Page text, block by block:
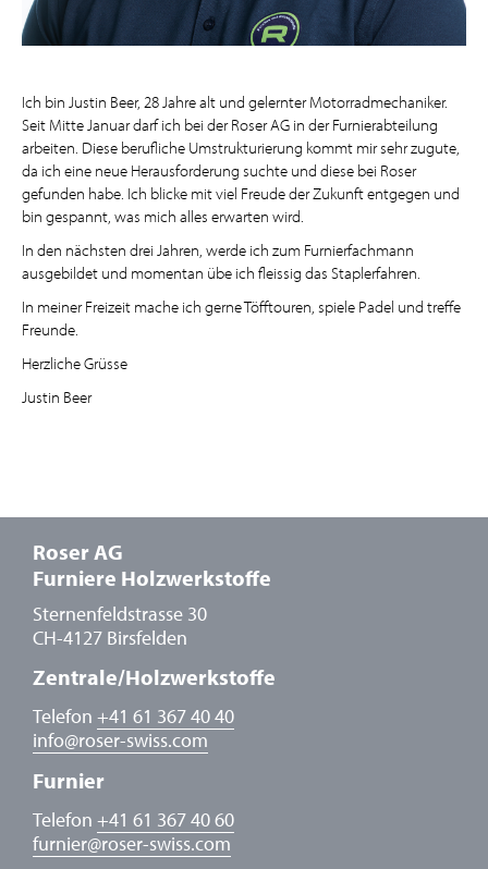
Ich bin Justin Beer, 28 Jahre alt und gelernter Motorradmechaniker.
Seit Mitte Januar darf ich bei der Roser AG in der Furnierabteilung
arbeiten. Diese berufliche Umstrukturierung kommt mir sehr zugute,
da ich eine neue Herausforderung suchte und diese bei Roser
gefunden habe. Ich blicke mit viel Freude der Zukunft entgegen und
bin gespannt, was mich alles erwarten wird.
In den nächsten drei Jahren, werde ich zum Furnierfachmann
ausgebildet und momentan übe ich fleissig das Staplerfahren.
In meiner Freizeit mache ich gerne Töfftouren, spiele Padel und treffe
Freunde.
Herzliche Grüsse
Justin Beer
Roser AG
Furniere Holzwerkstoffe
Sternenfeldstrasse 30
CH-4127 Birsfelden
Zentrale/Holzwerkstoffe
Telefon +41 61 367 40 40
info@roser-swiss.com
Furnier
Telefon +41 61 367 40 60
furnier@roser-swiss.com